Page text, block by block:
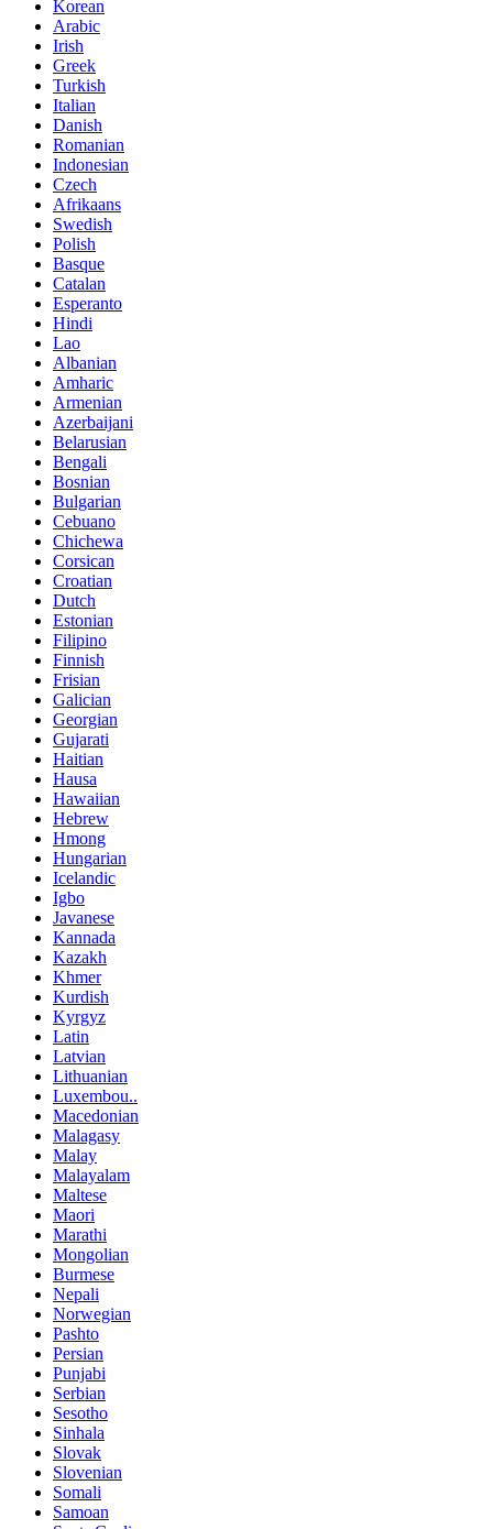
Korean
Arabic
Irish
Greek
Turkish
Italian
Danish
Romanian
Indonesian
Czech
Afrikaans
Swedish
Polish
Basque
Catalan
Esperanto
Hindi
Lao
Albanian
Amharic
Armenian
Azerbaijani
Belarusian
Bengali
Bosnian
Bulgarian
Cebuano
Chichewa
Corsican
Croatian
Dutch
Estonian
Filipino
Finnish
Frisian
Galician
Georgian
Gujarati
Haitian
Hausa
Hawaiian
Hebrew
Hmong
Hungarian
Icelandic
Igbo
Javanese
Kannada
Kazakh
Khmer
Kurdish
Kyrgyz
Latin
Latvian
Lithuanian
Luxembou..
Macedonian
Malagasy
Malay
Malayalam
Maltese
Maori
Marathi
Mongolian
Burmese
Nepali
Norwegian
Pashto
Persian
Punjabi
Serbian
Sesotho
Sinhala
Slovak
Slovenian
Somali
Samoan